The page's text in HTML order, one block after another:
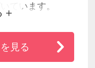
ています。
呂は天然温泉を
日を眺めなが
見る